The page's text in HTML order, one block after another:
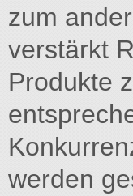
zum
verstärkt
Produkte
werden